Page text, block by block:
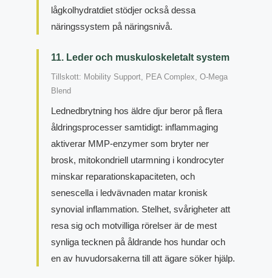
lågkolhydratdiet stödjer också dessa
näringssystem på näringsnivå.
11. Leder och muskuloskeletalt system
Tillskott: Mobility Support, PEA Complex, O-Mega
Blend
Lednedbrytning hos äldre djur beror på flera
åldringsprocesser samtidigt: inflammaging
aktiverar MMP-enzymer som bryter ner
brosk, mitokondriell utarmning i kondrocyter
minskar reparationskapaciteten, och
senescella i ledvävnaden matar kronisk
synovial inflammation. Stelhet, svårigheter att
resa sig och motvilliga rörelser är de mest
synliga tecknen på åldrande hos hundar och
en av huvudorsakerna till att ägare söker hjälp.